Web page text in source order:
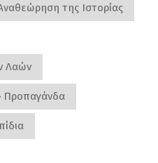
της Ιστορίας
Λαών
Προπαγάνδα